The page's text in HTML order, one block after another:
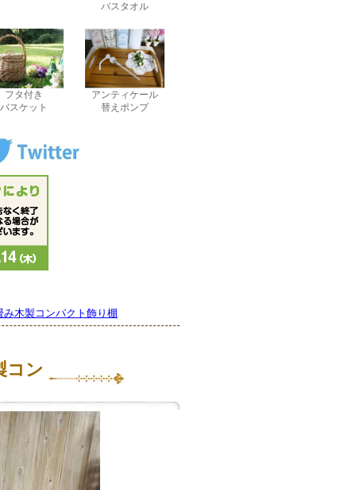
バスタオル
フタ付き
バスケット
アンティケール
替えポンプ
木製コンパクト飾り棚
コン